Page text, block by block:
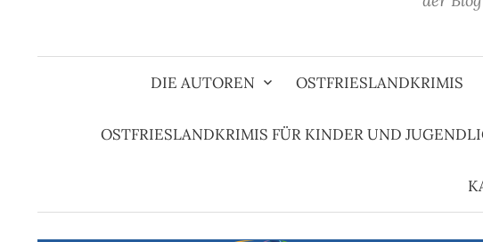
DIE AUTOREN OSTFRIESLANDKRIMIS
OSTFRIESLANDKRIMIS FÜR KINDER UND